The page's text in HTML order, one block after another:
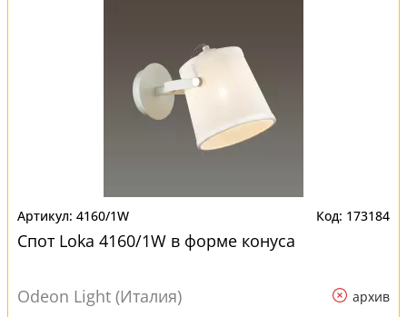
4160/1W 173184
Спот Loka 4160/1W в форме конуса
Odeon Light (Италия) архив